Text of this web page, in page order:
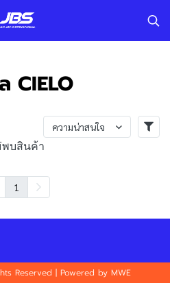
CIELO
ความน่าสนใจ
พบสินค้า
1
Reserved | Powered by MWE